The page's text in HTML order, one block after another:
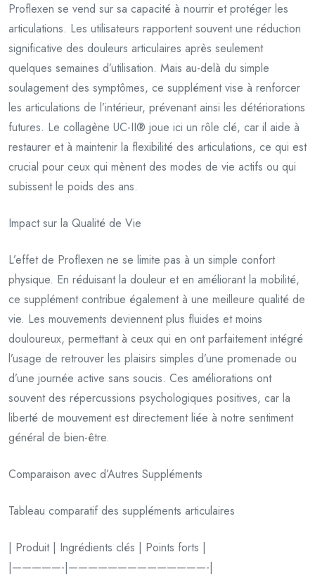
Proflexen se vend sur sa capacité à nourrir et protéger les
articulations. Les utilisateurs rapportent souvent une réduction
significative des douleurs articulaires après seulement
quelques semaines d’utilisation. Mais au-delà du simple
soulagement des symptômes, ce supplément vise à renforcer
les articulations de l’intérieur, prévenant ainsi les détériorations
futures. Le collagène UC-II® joue ici un rôle clé, car il aide à
restaurer et à maintenir la flexibilité des articulations, ce qui est
crucial pour ceux qui mènent des modes de vie actifs ou qui
subissent le poids des ans.
Impact sur la Qualité de Vie
L’effet de Proflexen ne se limite pas à un simple confort
physique. En réduisant la douleur et en améliorant la mobilité,
ce supplément contribue également à une meilleure qualité de
vie. Les mouvements deviennent plus fluides et moins
douloureux, permettant à ceux qui en ont parfaitement intégré
l’usage de retrouver les plaisirs simples d’une promenade ou
d’une journée active sans soucis. Ces améliorations ont
souvent des répercussions psychologiques positives, car la
liberté de mouvement est directement liée à notre sentiment
général de bien-être.
Comparaison avec d’Autres Suppléments
Tableau comparatif des suppléments articulaires
| Produit | Ingrédients clés | Points forts |
|—————-|——————————————-|